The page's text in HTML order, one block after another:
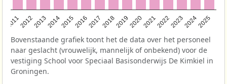
201120122013201420152016201720182019202020212022202320242025
Bovenstaande grafiek toont het de data over het personeel
naar geslacht (vrouwelijk, mannelijk of onbekend) voor de
vestiging School voor Speciaal Basisonderwijs De Kimkiel in
Groningen.